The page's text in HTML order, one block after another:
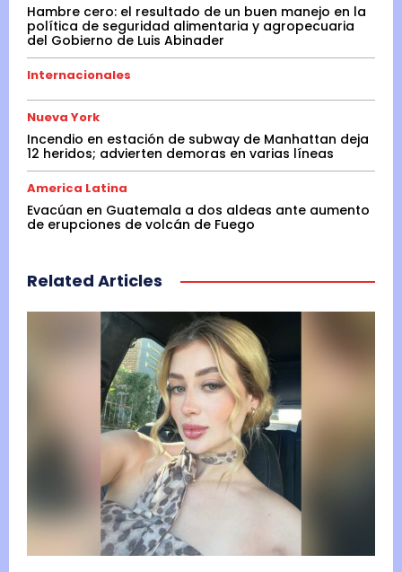
Hambre cero: el resultado de un buen manejo en la
política de seguridad alimentaria y agropecuaria
del Gobierno de Luis Abinader
Internacionales
Nueva York
Incendio en estación de subway de Manhattan deja
12 heridos; advierten demoras en varias líneas
America Latina
Evacúan en Guatemala a dos aldeas ante aumento
de erupciones de volcán de Fuego
Related Articles